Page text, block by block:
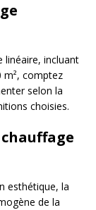
linéaire, incluant
m², comptez
selon la
choisies.
esthétique, la
de la